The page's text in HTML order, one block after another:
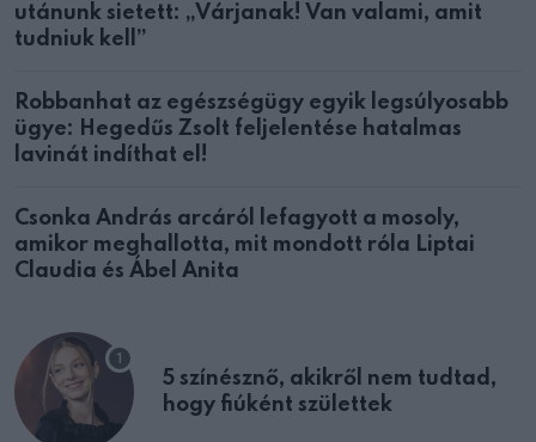
utánunk sietett: „Várjanak! Van valami, amit
tudniuk kell”
Robbanhat az egészségügy egyik legsúlyosabb
ügye: Hegedűs Zsolt feljelentése hatalmas
lavinát indíthat el!
Csonka András arcáról lefagyott a mosoly,
amikor meghallotta, mit mondott róla Liptai
Claudia és Ábel Anita
5 színésznő, akikről nem tudtad,
hogy fiúként születtek